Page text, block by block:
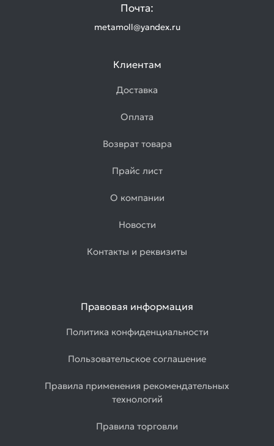
Почта:
metamoll@yandex.ru
Клиентам
Доставка
Оплата
Возврат товара
Прайс лист
О компании
Новости
Контакты и реквизиты
Правовая информация
Политика конфиденциальности
Пользовательское соглашение
Правила применения рекомендательных
технологий
Правила торговли